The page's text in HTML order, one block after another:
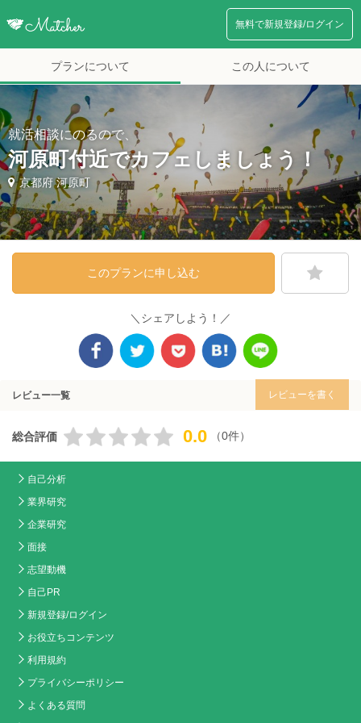
無料で新規登録/ログイン
プランについて この人について
就活相談にのるので、
河原町付近でカフェしましょう！
京都府 河原町
このプランに申し込む
＼シェアしよう！／
レビュー一覧 レビューを書く
総合評価 0.0 （0件）
自己分析
業界研究
企業研究
面接
志望動機
自己PR
新規登録/ログイン
お役立ちコンテンツ
利用規約
プライバシーポリシー
よくある質問